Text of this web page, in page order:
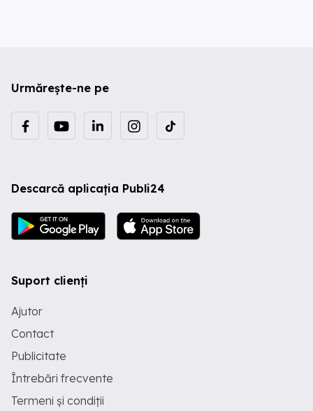
Urmărește-ne pe
Descarcă aplicația Publi24
Suport clienți
Ajutor
Contact
Publicitate
Întrebări frecvente
Termeni și condiții